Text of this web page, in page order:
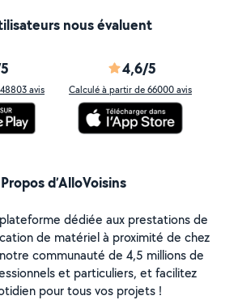
nous évaluent
avis
4,6/5
Calculé à partir de 66000 avis
d’AlloVoisins
dédiée aux prestations de
de matériel à proximité de chez
communauté de 4,5 millions de
et particuliers, et facilitez
pour tous vos projets !